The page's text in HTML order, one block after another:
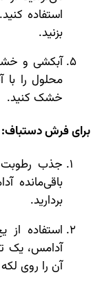
استفاده
بزنید.
آبکشی و
محلول را
خشک کنید.
برای فرش دستباف:
جذب رطوبت
باقی‌مانده
بردارید.
استفاده
آدامس، یک
آن را روی